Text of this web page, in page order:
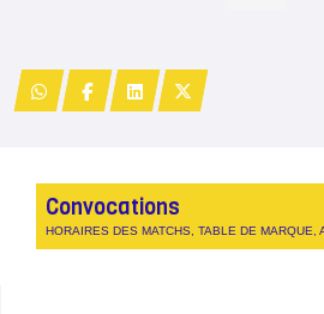
Convocations
HORAIRES DES MATCHS, TABLE DE MARQUE,